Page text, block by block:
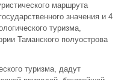
маршрута
значения и 4
туризма,
Таманского полуострова
туризма, дадут